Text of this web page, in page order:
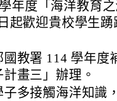
年度「海洋教育
起歡迎貴校學生踴
教署 114 學年度
畫三」辦理。
多接觸海洋知識